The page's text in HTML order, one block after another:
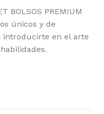
BOLSOS PREMIUM
únicos y de
en el arte